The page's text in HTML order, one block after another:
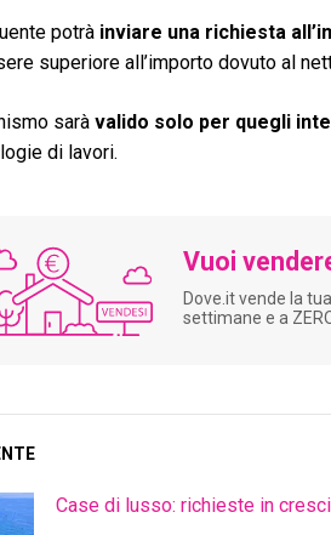
potrà inviare una richiesta
superiore all’importo dovuto al
sarà valido solo per quegli
di lavori.
Vuoi
Dove.it vende la
settimane e a
Case di lusso: richieste in